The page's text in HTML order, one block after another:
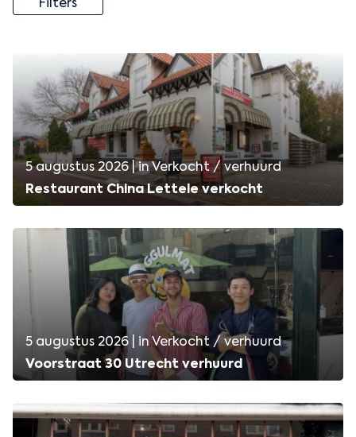
Filters
5 augustus 2026 | in Verkocht / verhuurd
Restaurant China Lettele verkocht
5 augustus 2026 | in Verkocht / verhuurd
Voorstraat 30 Utrecht verhuurd